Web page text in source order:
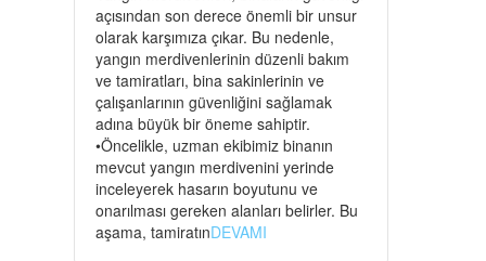
açısından son derece önemli bir unsur
olarak karşımıza çıkar. Bu nedenle,
yangın merdivenlerinin düzenli bakım
ve tamiratları, bina sakinlerinin ve
çalışanlarının güvenliğini sağlamak
adına büyük bir öneme sahiptir.
•Öncelikle, uzman ekibimiz binanın
mevcut yangın merdivenini yerinde
inceleyerek hasarın boyutunu ve
onarılması gereken alanları belirler. Bu
aşama, tamiratınDEVAMI